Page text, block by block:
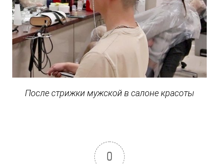
После стрижки мужской в салоне красоты
0